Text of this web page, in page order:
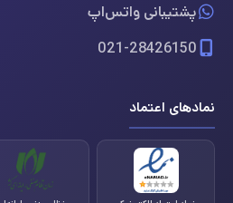
پشتیبانی واتس‌اپ
021-28426150
نمادهای اعتماد